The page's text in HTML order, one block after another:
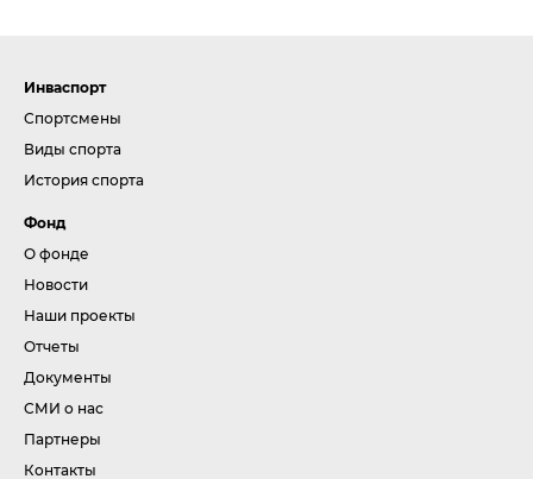
Инваспорт
Спортсмены
Виды спорта
История спорта
Фонд
О фонде
Новости
Наши проекты
Отчеты
Документы
СМИ о нас
Партнеры
Контакты